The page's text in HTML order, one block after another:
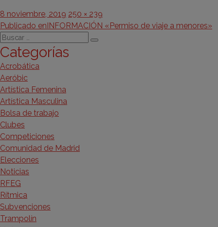
Publicado
el
8 noviembre, 2019 Tamaño
completo
250 × 239
Navegación
de
entradas
Publicado enINFORMACIÓN «Permiso de viaje a menores»
Buscar
por:
Buscar
Categorías
Acrobática
Aeróbic
Artística Femenina
Artística Masculina
Bolsa de trabajo
Clubes
Competiciones
Comunidad de Madrid
Elecciones
Noticias
RFEG
Rítmica
Subvenciones
Trampolín